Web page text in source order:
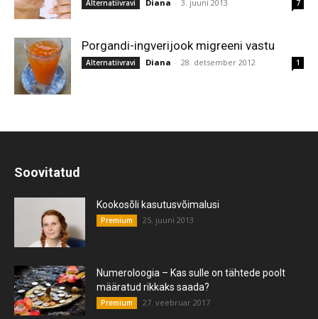
Alternatiivravi Diana - 3. juuni 2013 7
Porgandi-ingverijook migreeni vastu
Alternatiivravi Diana - 28. detsember 2012 1
Soovitatud
Kookosõli kasutusvõimalusi
Premium 25. juuni 2013
Numeroloogia – Kas sulle on tähtede poolt
määratud rikkaks saada?
Premium 27. veebruar 2017